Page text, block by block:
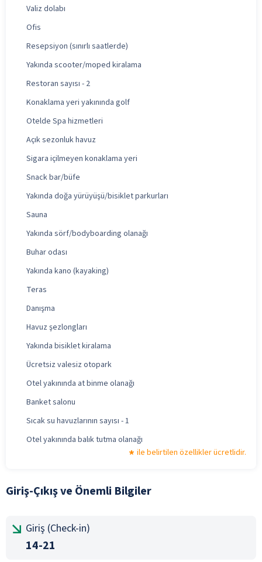
Valiz dolabı
Ofis
Resepsiyon (sınırlı saatlerde)
Yakında scooter/moped kiralama
Restoran sayısı - 2
Konaklama yeri yakınında golf
Otelde Spa hizmetleri
Açık sezonluk havuz
Sigara içilmeyen konaklama yeri
Snack bar/büfe
Yakında doğa yürüyüşü/bisiklet parkurları
Sauna
Yakında sörf/bodyboarding olanağı
Buhar odası
Yakında kano (kayaking)
Teras
Danışma
Havuz şezlongları
Yakında bisiklet kiralama
Ücretsiz valesiz otopark
Otel yakınında at binme olanağı
Banket salonu
Sıcak su havuzlarının sayısı - 1
Otel yakınında balık tutma olanağı
ile belirtilen özellikler ücretlidir.
Giriş-Çıkış ve Önemli Bilgiler
Giriş (Check-in)
14-21